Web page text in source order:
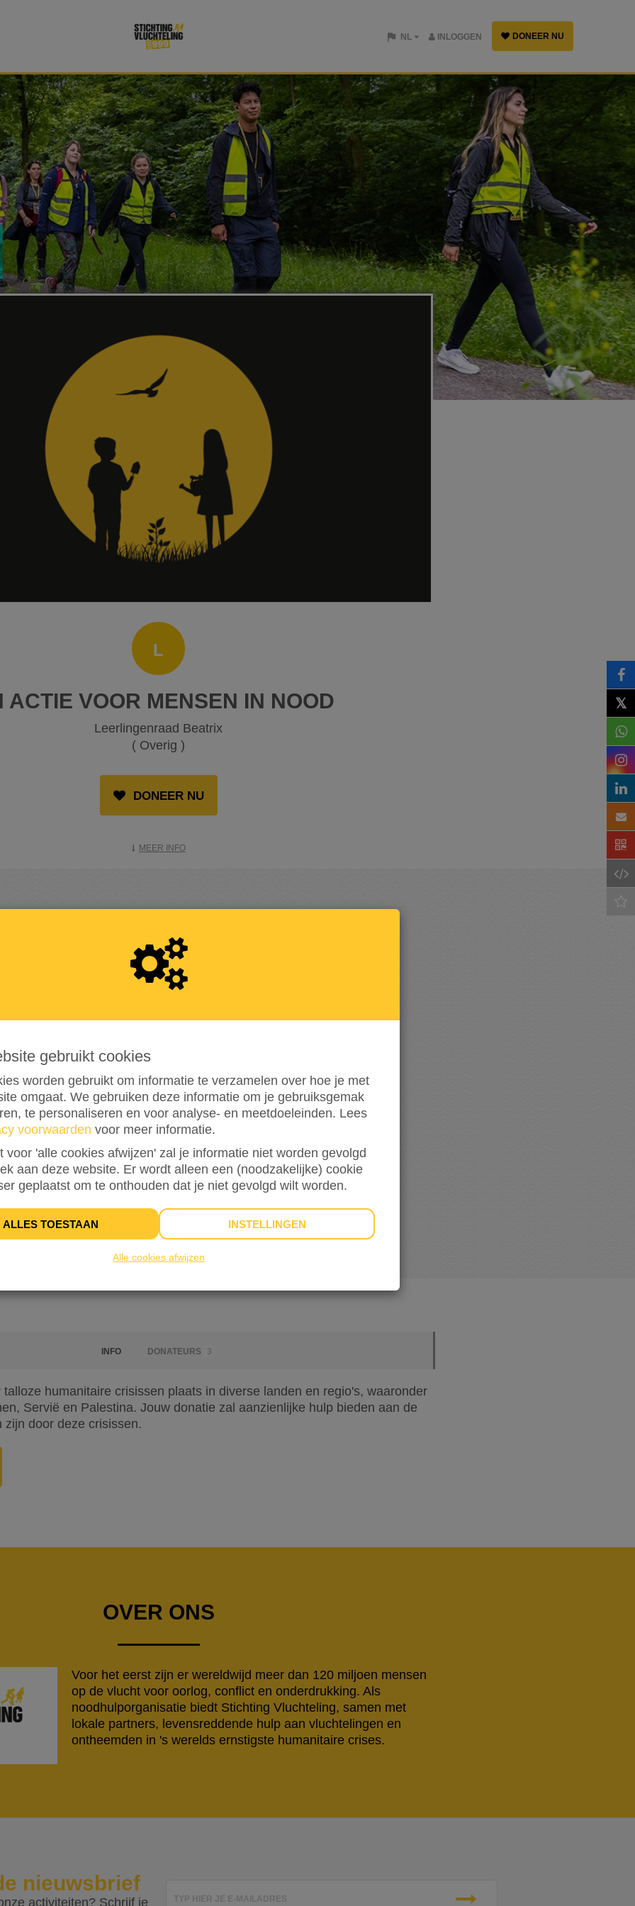
DONEER NU
INLOGGEN
NL
L
ACTIE VOOR MENSEN IN NOOD
Leerlingenraad Beatrix
( Overig )
DONEER NU
MEER INFO
OPGEHAALD
4 0
15% bereikt van mijn streefbedrag
3
DONATIES
INFO DONATEURS 3
humanitaire crisissen plaats in diverse landen en regio's, waaronder
Servië en Palestina. Jouw donatie zal aanzienlijke hulp bieden aan de
zijn door deze crisissen.
OVER ONS
Voor het eerst zijn er wereldwijd meer dan 120 miljoen mensen
op de vlucht voor oorlog, conflict en onderdrukking. Als
noodhulporganisatie biedt Stichting Vluchteling, samen met
lokale partners, levensreddende hulp aan vluchtelingen en
ontheemden in 's werelds ernstigste humanitaire crises.
nieuwsbrief
activiteiten? Schrijf je TYP HIER JE E-MAILADRES
𝕏
gebruikt cookies
worden gebruikt om informatie te verzamelen over hoe je met
omgaat. We gebruiken deze informatie om je gebruiksgemak
te personaliseren en voor analyse- en meetdoeleinden. Lees
voorwaarden voor meer informatie.
voor 'alle cookies afwijzen' zal je informatie niet worden gevolgd
aan deze website. Er wordt alleen een (noodzakelijke) cookie
geplaatst om te onthouden dat je niet gevolgd wilt worden.
ALLES TOESTAAN INSTELLINGEN
Alle cookies afwijzen